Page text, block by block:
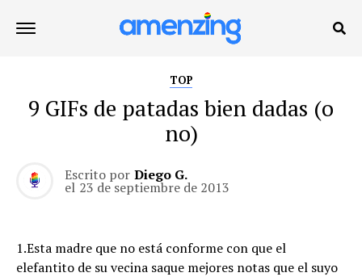
TOP
9 GIFs de patadas bien dadas (o
no)
Escrito por Diego G.
el 23 de septiembre de 2013
1.Esta madre que no está conforme con que el
elefantito de su vecina saque mejores notas que el suyo